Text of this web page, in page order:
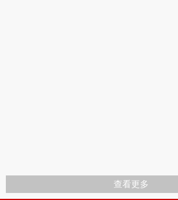
查看更多